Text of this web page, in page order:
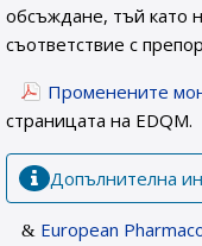
обсъждане, тъй като
съответствие с
Променените
страницата на EDQM.
Допълнителна
European